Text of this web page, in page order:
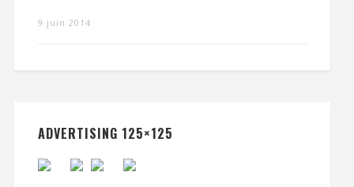
9 juin 2014
ADVERTISING 125×125